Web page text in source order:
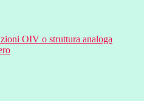
OIV o struttura analoga